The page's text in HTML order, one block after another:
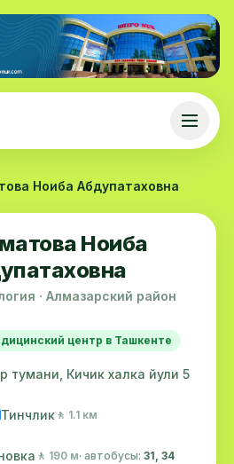
Ноиба Абдупатаховна
Ноиба
· Алмазарский район
центр в Ташкенте
тумани, Кичик халка йули 5
Тинчлик 🚶 1.1 км
🚶 190 м· автобусы: 31, 34